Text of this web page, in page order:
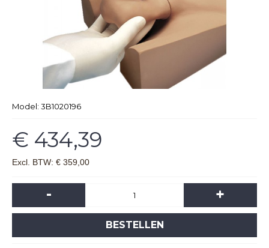
Model: 3B1020196
€ 434,39
Excl. BTW: € 359,00
- +
BESTELLEN